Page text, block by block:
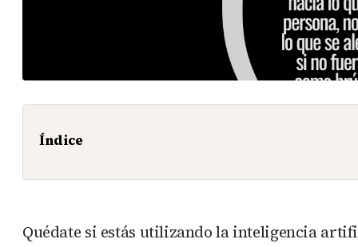
Índice
Quédate si estás utilizando la inteligencia